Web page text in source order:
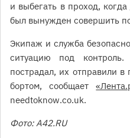
и выбегать в проход,
был вынужден совершить
Экипаж и служба
ситуацию под
пострадал, их отправили
бортом, сообщает
needtoknow.co.uk.
Фото: А42.RU